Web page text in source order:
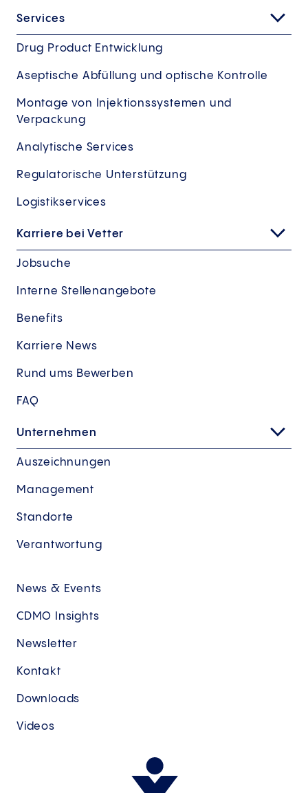
Services
Drug Product Entwicklung
Aseptische Abfüllung und optische Kontrolle
Montage von Injektionssystemen und
Verpackung
Analytische Services
Regulatorische Unterstützung
Logistikservices
Karriere bei Vetter
Jobsuche
Interne Stellenangebote
Benefits
Karriere News
Rund ums Bewerben
FAQ
Unternehmen
Auszeichnungen
Management
Standorte
Verantwortung
News & Events
CDMO Insights
Newsletter
Kontakt
Downloads
Videos